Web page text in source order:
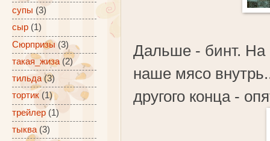
Дальше - бинт. На
наше мясо
другого конца -
супы (3)
сыр (1)
Сюрпризы (3)
такая_жиза (2)
тильда (3)
тортик (1)
трейлер (1)
тыква (3)